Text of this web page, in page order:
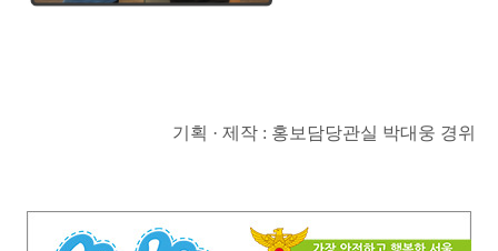
기획 · 제작 : 홍보담당관실 박대웅 경위